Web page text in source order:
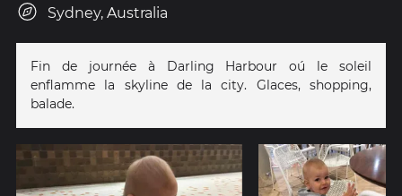
Sydney, Australia
Fin de journée à Darling Harbour oú le soleil
enflamme la skyline de la city. Glaces, shopping,
balade.